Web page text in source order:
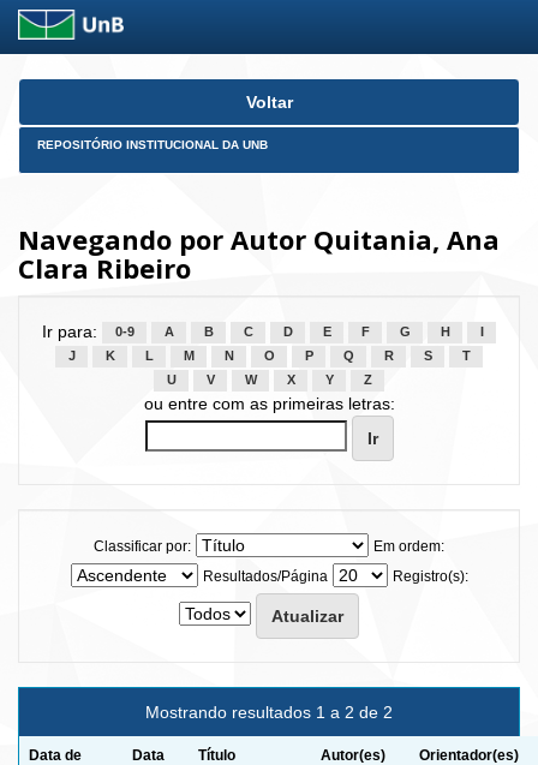
Skip
Voltar
REPOSITÓRIO INSTITUCIONAL DA UNB
Navegando por Autor Quitania, Ana
Clara Ribeiro
Ir para: 0-9 A B C D E F G H
J
K L M N O P Q R S
T
U
V W X Y Z
ou entre com as primeiras letras:
Classificar por:
Em ordem:
Resultados/Página
Registro(s):
Mostrando resultados 1 a 2 de 2
Data de
Data
Título Autor(es) Orientador(es)